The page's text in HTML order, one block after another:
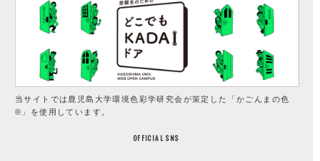
当サイトでは鹿児島大学環境色彩学研究会が策定した「かごんまの色
®」を使用しています。
OFFICIAL SNS